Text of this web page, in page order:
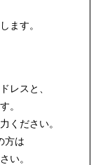
ます。
レスと、
。
ください。
方は
い。